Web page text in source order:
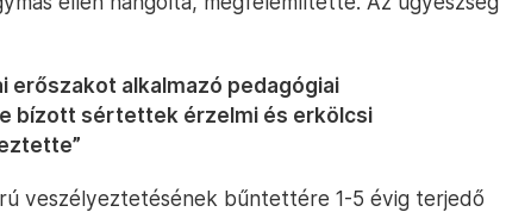
erőszakot alkalmazó pedagógiai
bízott sértettek érzelmi és erkölcsi
veszélyeztetésének bűntettére 1-5 évig terjedő